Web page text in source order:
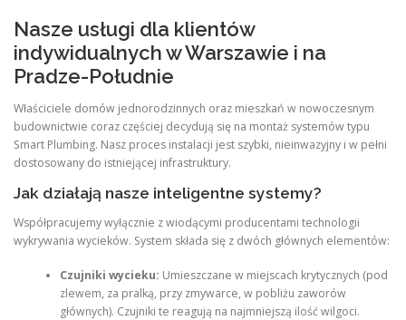
Nasze usługi dla klientów
indywidualnych w Warszawie i na
Pradze-Południe
Właściciele domów jednorodzinnych oraz mieszkań w nowoczesnym
budownictwie coraz częściej decydują się na montaż systemów typu
Smart Plumbing. Nasz proces instalacji jest szybki, nieinwazyjny i w pełni
dostosowany do istniejącej infrastruktury.
Jak działają nasze inteligentne systemy?
Współpracujemy wyłącznie z wiodącymi producentami technologii
wykrywania wycieków. System składa się z dwóch głównych elementów:
Czujniki wycieku: Umieszczane w miejscach krytycznych (pod
zlewem, za pralką, przy zmywarce, w pobliżu zaworów
głównych). Czujniki te reagują na najmniejszą ilość wilgoci.